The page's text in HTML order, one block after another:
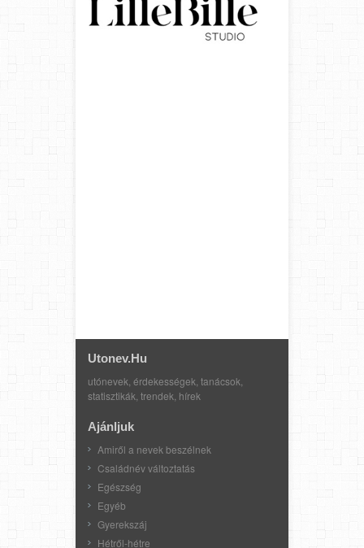
Utonev.hu
utónevek, érdekességek, tanácsok,
statisztikák, trendek, hírek
Ajánljuk
Amiről a nevek beszélnek
Családnév változtatás
Egészség
Egyéb
Gyerekszáj
Hétről-hétre